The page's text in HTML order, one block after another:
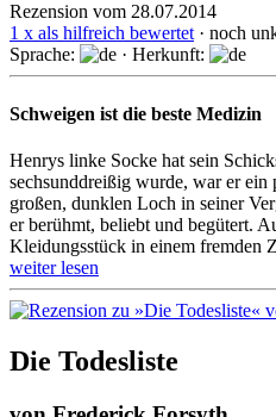
Rezension vom 28.07.2014
1 x als hilfreich bewertet · noch
Sprache:
· Herkunft:
Schweigen ist die beste Medizin
Henrys linke Socke hat sein
sechsunddreißig wur­de, war er
großen, dunklen Loch in seiner
er berühmt, beliebt und begütert.
Kleidungsstück in einem fremden
weiter lesen
Die Todesliste